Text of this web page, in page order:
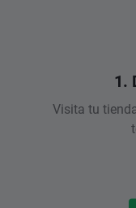
1.
Visita tu